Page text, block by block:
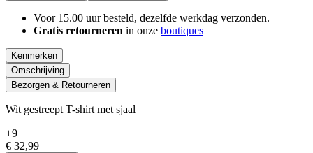
Voor 15.00 uur besteld, dezelfde werkdag verzonden.
Gratis retourneren in onze boutiques
Kenmerken
Omschrijving
Bezorgen & Retourneren
Wit gestreept T-shirt met sjaal
+9
€ 32,99